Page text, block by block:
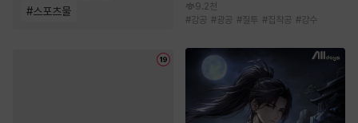
#스포츠물
9.2천
#강공 #광공 #질투 #집착공 #강수